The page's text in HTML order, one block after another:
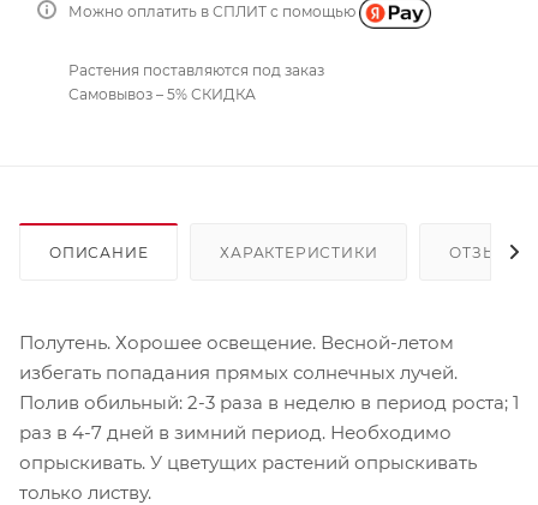
Можно оплатить в СПЛИТ с помощью
Растения поставляются под заказ
Самовывоз – 5% СКИДКА
ОПИСАНИЕ ХАРАКТЕРИСТИКИ ОТЗЫВЫ
Полутень. Хорошее освещение. Весной-летом
избегать попадания прямых солнечных лучей.
Полив обильный: 2-3 раза в неделю в период роста; 1
раз в 4-7 дней в зимний период. Необходимо
опрыскивать. У цветущих растений опрыскивать
только листву.